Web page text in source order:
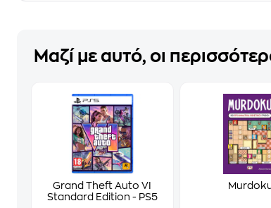
Μαζί με αυτό, οι
Grand Theft Auto VI
Standard Edition - PS5